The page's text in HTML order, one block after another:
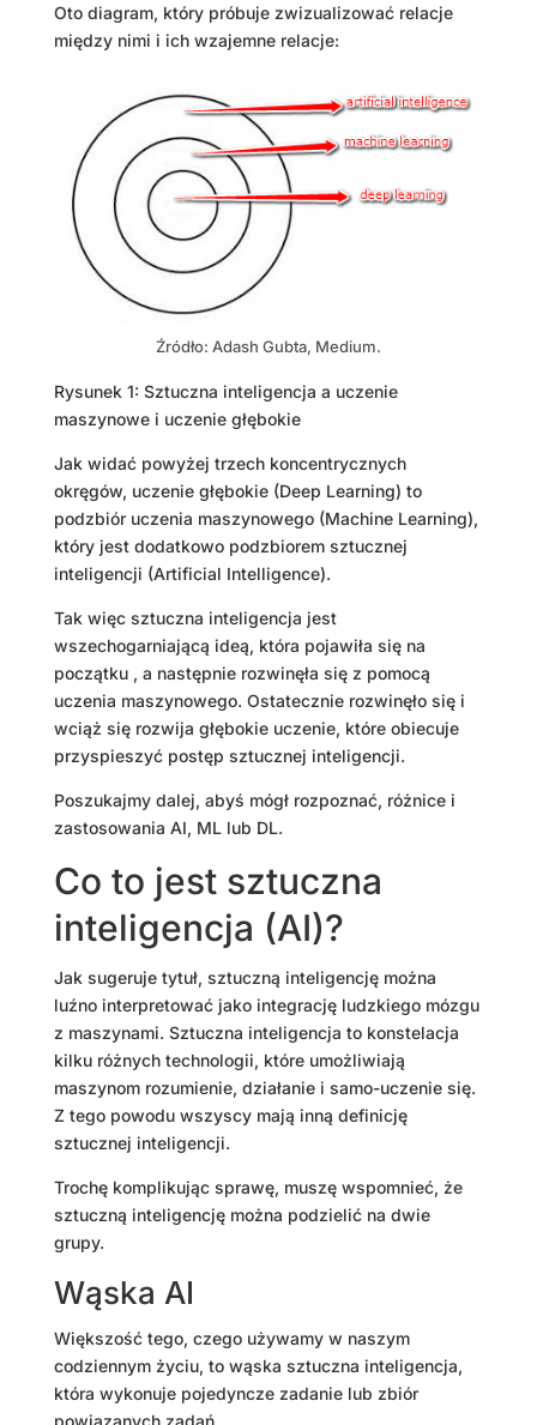
Oto diagram, który próbuje zwizualizować relacje
między nimi i ich wzajemne relacje:
Źródło: Adash Gubta, Medium.
Rysunek 1: Sztuczna inteligencja a uczenie
maszynowe i uczenie głębokie
Jak widać powyżej trzech koncentrycznych
okręgów, uczenie głębokie (Deep Learning) to
podzbiór uczenia maszynowego (Machine Learning),
który jest dodatkowo podzbiorem sztucznej
inteligencji (Artificial Intelligence).
Tak więc sztuczna inteligencja jest
wszechogarniającą ideą, która pojawiła się na
początku , a następnie rozwinęła się z pomocą
uczenia maszynowego. Ostatecznie rozwinęło się i
wciąż się rozwija głębokie uczenie, które obiecuje
przyspieszyć postęp sztucznej inteligencji.
Poszukajmy dalej, abyś mógł rozpoznać, różnice i
zastosowania AI, ML lub DL.
Co to jest sztuczna
inteligencja (AI)?
Jak sugeruje tytuł, sztuczną inteligencję można
luźno interpretować jako integrację ludzkiego mózgu
z maszynami. Sztuczna inteligencja to konstelacja
kilku różnych technologii, które umożliwiają
maszynom rozumienie, działanie i samo-uczenie się.
Z tego powodu wszyscy mają inną definicję
sztucznej inteligencji.
Trochę komplikując sprawę, muszę wspomnieć, że
sztuczną inteligencję można podzielić na dwie
grupy.
Wąska AI
Większość tego, czego używamy w naszym
codziennym życiu, to wąska sztuczna inteligencja,
która wykonuje pojedyncze zadanie lub zbiór
powiązanych zadań.